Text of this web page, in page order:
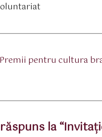
Premii pentru cultura
la